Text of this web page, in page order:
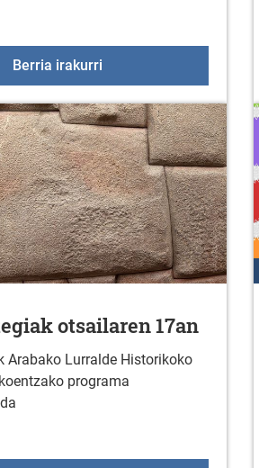
Berria irakurriPuntu Berde
otsailaren 17an
Arabako Lurralde Historikoko
programa